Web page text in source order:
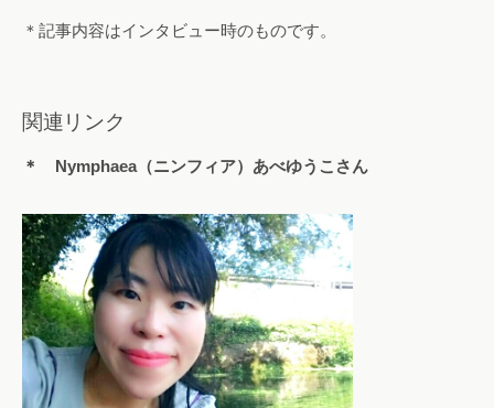
＊記事内容はインタビュー時のものです。
関連リンク
＊ Nymphaea（ニンフィア）あべゆうこ さん